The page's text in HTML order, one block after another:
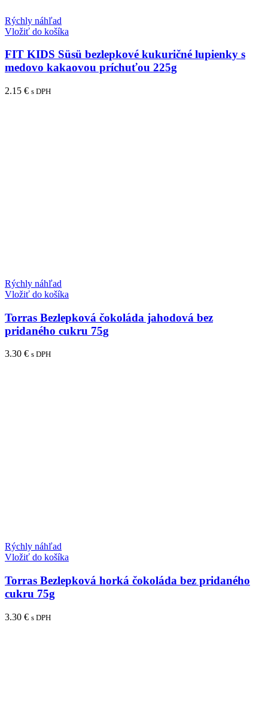
Rýchly náhľad
Vložiť do košíka
FIT KIDS Süsü bezlepkové kukuričné lupienky s
medovo kakaovou príchuťou 225g
2.15 € s DPH
Rýchly náhľad
Vložiť do košíka
Torras Bezlepková čokoláda jahodová bez
pridaného cukru 75g
3.30 € s DPH
Rýchly náhľad
Vložiť do košíka
Torras Bezlepková horká čokoláda bez pridaného
cukru 75g
3.30 € s DPH